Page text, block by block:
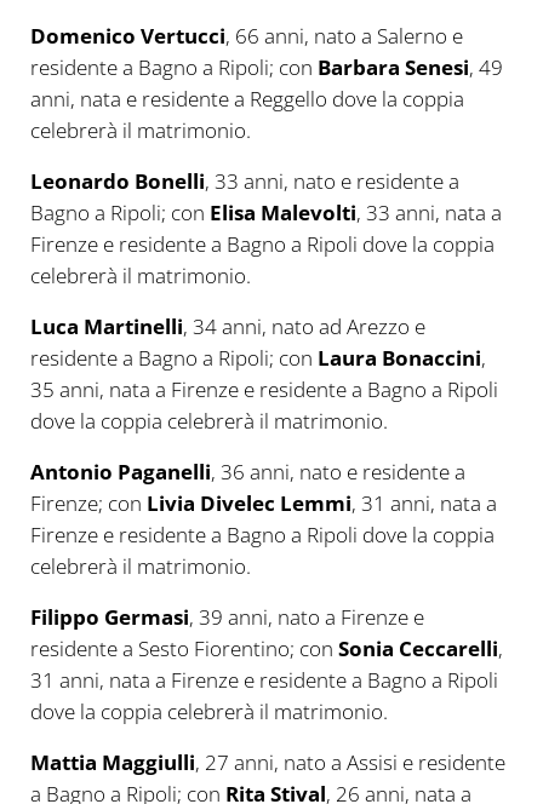
Domenico Vertucci, 66 anni, nato a Salerno e
residente a Bagno a Ripoli; con Barbara Senesi, 49
anni, nata e residente a Reggello dove la coppia
celebrerà il matrimonio.
Leonardo Bonelli, 33 anni, nato e residente a
Bagno a Ripoli; con Elisa Malevolti, 33 anni, nata a
Firenze e residente a Bagno a Ripoli dove la coppia
celebrerà il matrimonio.
Luca Martinelli, 34 anni, nato ad Arezzo e
residente a Bagno a Ripoli; con Laura Bonaccini,
35 anni, nata a Firenze e residente a Bagno a Ripoli
dove la coppia celebrerà il matrimonio.
Antonio Paganelli, 36 anni, nato e residente a
Firenze; con Livia Divelec Lemmi, 31 anni, nata a
Firenze e residente a Bagno a Ripoli dove la coppia
celebrerà il matrimonio.
Filippo Germasi, 39 anni, nato a Firenze e
residente a Sesto Fiorentino; con Sonia Ceccarelli,
31 anni, nata a Firenze e residente a Bagno a Ripoli
dove la coppia celebrerà il matrimonio.
Mattia Maggiulli, 27 anni, nato a Assisi e residente
a Bagno a Ripoli; con Rita Stival, 26 anni, nata a